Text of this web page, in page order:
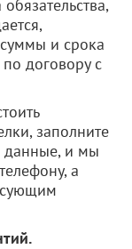
и срока
договору с
заполните
данные, и мы
а